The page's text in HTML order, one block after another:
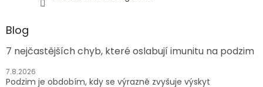
Blog
7 nejčastějších chyb, které oslabují imunitu na podzim
7.8.2026
Podzim je obdobím, kdy se výrazně zvyšuje výskyt